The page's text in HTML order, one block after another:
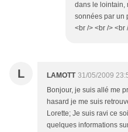
dans le lointain,
sonnées par un
<br /> <br /> <br
L LAMOTT 31/05/2009
Bonjour, je suis allé me
hasard je me suis
Lorette; Je suis ravi ce
quelques informations